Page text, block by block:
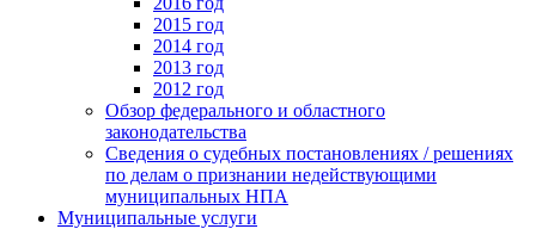
2015 год
2014 год
2013 год
2012 год
Обзор федерального и областного
законодательства
Сведения о судебных постановлениях / решениях
по делам о признании недействующими
муниципальных НПА
Муниципальные услуги